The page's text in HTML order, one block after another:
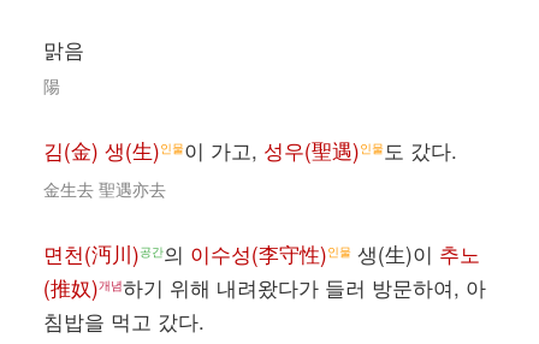
맑음
陽
김(金) 생(生)인물이 가고, 성우(聖遇)인물도 갔다.
金生去 聖遇亦去
면천(沔川)공간의 이수성(李守性)인물 생(生)이 추노
(推奴)개념하기 위해 내려왔다가 들러 방문하여, 아
침밥을 먹고 갔다.